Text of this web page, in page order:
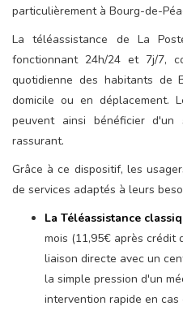
particulièrement à Bourg-de-
La téléassistance de La
fonctionnant 24h/24 et 7j/7,
quotidienne des habitants de
domicile ou en déplacement.
peuvent ainsi bénéficier
rassurant.
Grâce à ce dispositif, les
de services adaptés à leurs
La Téléassistance
mois (11,95€ après crédit
liaison directe avec un
la simple pression d'un
intervention rapide en cas